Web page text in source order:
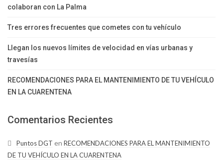
colaboran con La Palma
Tres errores frecuentes que cometes con tu vehículo
Llegan los nuevos límites de velocidad en vías urbanas y
travesías
RECOMENDACIONES PARA EL MANTENIMIENTO DE TU VEHÍCULO
EN LA CUARENTENA
Comentarios Recientes
Puntos DGT en RECOMENDACIONES PARA EL MANTENIMIENTO
DE TU VEHÍCULO EN LA CUARENTENA